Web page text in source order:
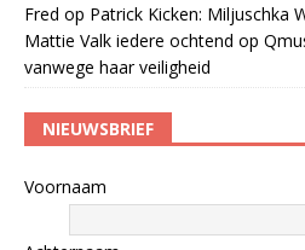
Fred op Patrick Kicken: Miljuschka
Mattie Valk iedere ochtend op
vanwege haar veiligheid
NIEUWSBRIEF
Voornaam